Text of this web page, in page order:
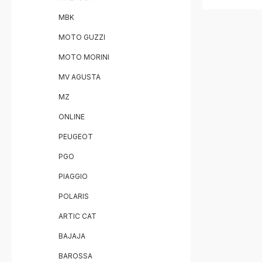
MBK
MOTO GUZZI
MOTO MORINI
MV AGUSTA
MZ
ONLINE
PEUGEOT
PGO
PIAGGIO
POLARIS
ARTIC CAT
BAJAJA
BAROSSA